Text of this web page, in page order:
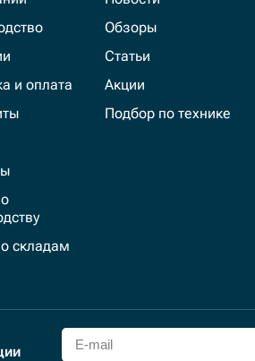
и оплата
складам
Обзоры
Статьи
Акции
Подбор по технике